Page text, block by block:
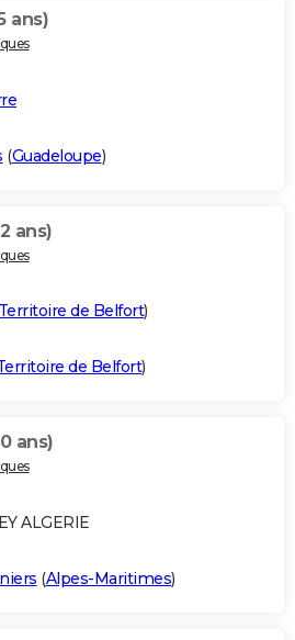
ans)
(Guadeloupe)
ans)
de Belfort)
de Belfort)
ans)
ALGERIE
(Alpes-Maritimes)